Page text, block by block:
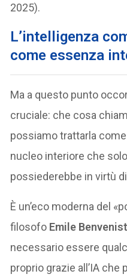
2025).
L’intelligenza
come essenza
Ma a questo punto
cruciale: che cosa
possiamo trattarla
nucleo interiore che
possiederebbe in virtù
È un’eco moderna del
filosofo Emile
necessario essere
proprio grazie all’IA